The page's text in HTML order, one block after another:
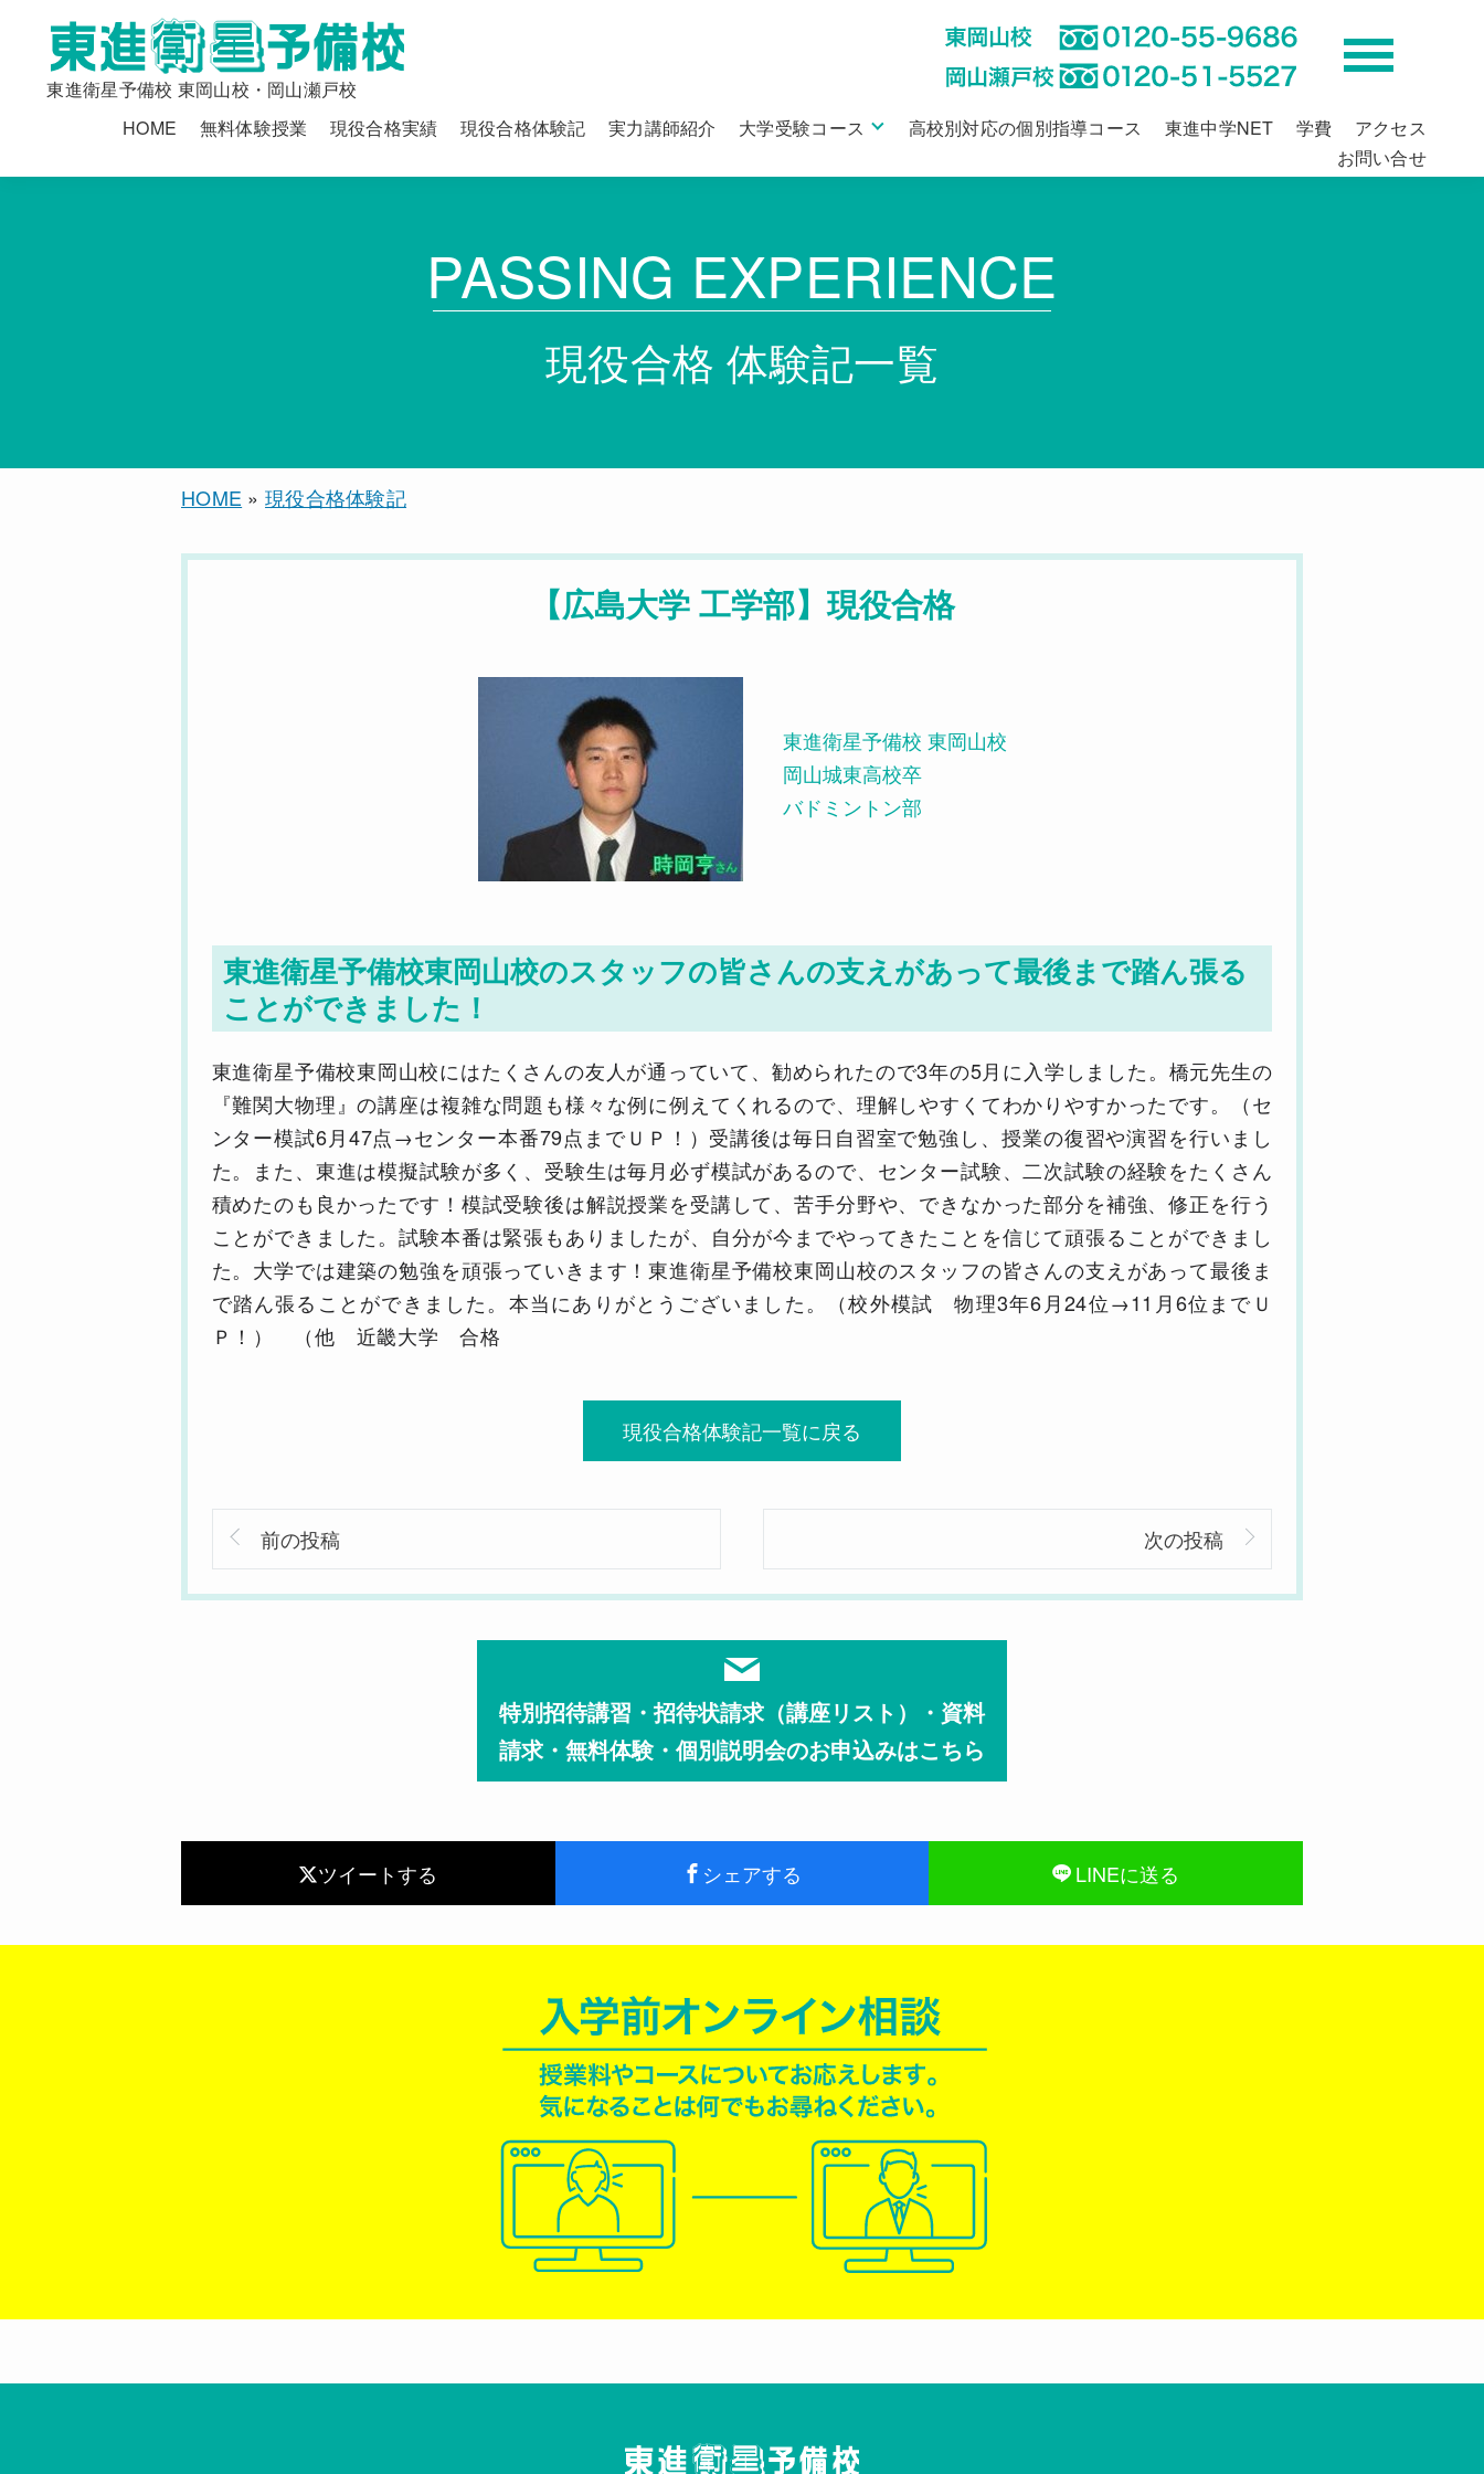
東進衛星予備校 東岡山校・岡山瀬戸校
HOME
無料体験授業 現役合格実績 現役合格体験記 実力講師紹介 大学受験コース 高校別対応の個別指導コース 東進中学NET 学費
アクセス
お問い合せ
PASSING EXPERIENCE
現役合格 体験記一覧
HOME »現役合格体験記
【広島大学 工学部】現役合格
東進衛星予備校 東岡山校
岡山城東高校卒
バドミントン部
東進衛星予備校東岡山校のスタッフの皆さんの支えがあって最後まで踏ん張る
ことができました！
東進衛星予備校東岡山校にはたくさんの友人が通っていて、勧められたので3年の5月に入学しました。橋元先生の
『難関大物理』の講座は複雑な問題も様々な例に例えてくれるので、理解しやすくてわかりやすかったです。（セ
ンター模試6月47点→センター本番79点までＵＰ！）受講後は毎日自習室で勉強し、授業の復習や演習を行いまし
た。また、東進は模擬試験が多く、受験生は毎月必ず模試があるので、センター試験、二次試験の経験をたくさん
積めたのも良かったです！模試受験後は解説授業を受講して、苦手分野や、できなかった部分を補強、修正を行う
ことができました。試験本番は緊張もありましたが、自分が今までやってきたことを信じて頑張ることができまし
た。大学では建築の勉強を頑張っていきます！東進衛星予備校東岡山校のスタッフの皆さんの支えがあって最後ま
で踏ん張ることができました。本当にありがとうございました。（校外模試 物理3年6月24位→11月6位までＵ
Ｐ！） （他 近畿大学 合格
現役合格体験記一覧に戻る
前の投稿 次の投稿
特別招待講習・招待状請求（講座リスト）・資料
請求・無料体験・個別説明会のお申込みはこちら
ツイートする シェアする LINEに送る